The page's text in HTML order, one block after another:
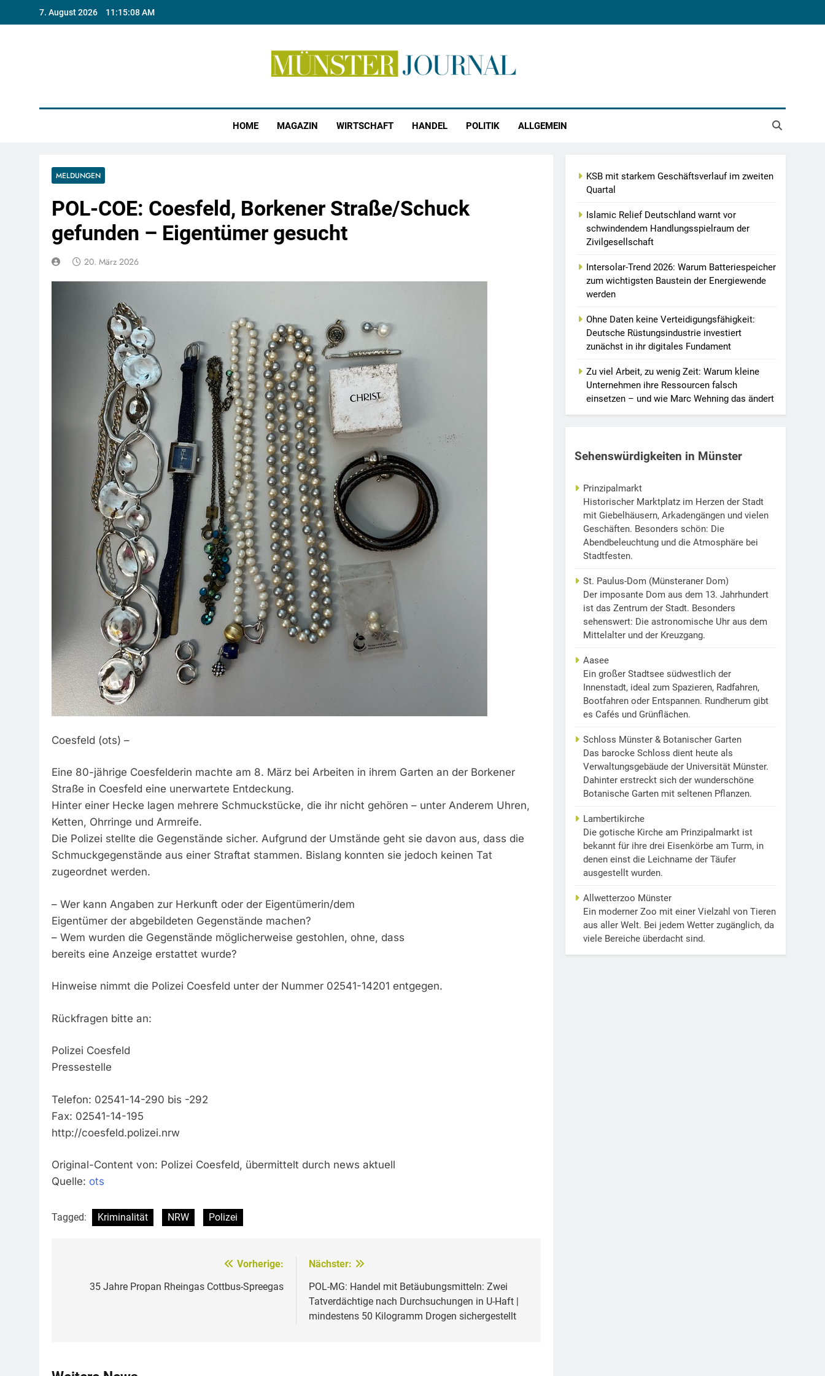
7. August 2026 11:15:09 AM
HOME MAGAZIN WIRTSCHAFT HANDEL POLITIK ALLGEMEIN
MELDUNGEN
POL-COE: Coesfeld, Borkener Straße/Schuck
gefunden – Eigentümer gesucht
20. März 2026
Coesfeld (ots) –
Eine 80-jährige Coesfelderin machte am 8. März bei Arbeiten in ihrem Garten an der Borkener
Straße in Coesfeld eine unerwartete Entdeckung.
Hinter einer Hecke lagen mehrere Schmuckstücke, die ihr nicht gehören – unter Anderem Uhren,
Ketten, Ohrringe und Armreife.
Die Polizei stellte die Gegenstände sicher. Aufgrund der Umstände geht sie davon aus, dass die
Schmuckgegenstände aus einer Straftat stammen. Bislang konnten sie jedoch keinen Tat
zugeordnet werden.
– Wer kann Angaben zur Herkunft oder der Eigentümerin/dem
Eigentümer der abgebildeten Gegenstände machen?
– Wem wurden die Gegenstände möglicherweise gestohlen, ohne, dass
bereits eine Anzeige erstattet wurde?
Hinweise nimmt die Polizei Coesfeld unter der Nummer 02541-14201 entgegen.
Rückfragen bitte an:
Polizei Coesfeld
Pressestelle
Telefon: 02541-14-290 bis -292
Fax: 02541-14-195
http://coesfeld.polizei.nrw
Original-Content von: Polizei Coesfeld, übermittelt durch news aktuell
Quelle: ots
Tagged: Kriminalität NRW Polizei
Vorherige:
35 Jahre Propan Rheingas Cottbus-Spreegas
Nächster:
POL-MG: Handel mit Betäubungsmitteln: Zwei
Tatverdächtige nach Durchsuchungen in U-Haft |
mindestens 50 Kilogramm Drogen sichergestellt
KSB mit starkem Geschäftsverlauf im zweiten
Quartal
Islamic Relief Deutschland warnt vor
schwindendem Handlungsspielraum der
Zivilgesellschaft
Intersolar-Trend 2026: Warum Batteriespeicher
zum wichtigsten Baustein der Energiewende
werden
Ohne Daten keine Verteidigungsfähigkeit:
Deutsche Rüstungsindustrie investiert
zunächst in ihr digitales Fundament
Zu viel Arbeit, zu wenig Zeit: Warum kleine
Unternehmen ihre Ressourcen falsch
einsetzen – und wie Marc Wehning das ändert
Sehenswürdigkeiten in Münster
Prinzipalmarkt
Historischer Marktplatz im Herzen der Stadt
mit Giebelhäusern, Arkadengängen und vielen
Geschäften. Besonders schön: Die
Abendbeleuchtung und die Atmosphäre bei
Stadtfesten.
St. Paulus-Dom (Münsteraner Dom)
Der imposante Dom aus dem 13. Jahrhundert
ist das Zentrum der Stadt. Besonders
sehenswert: Die astronomische Uhr aus dem
Mittelalter und der Kreuzgang.
Aasee
Ein großer Stadtsee südwestlich der
Innenstadt, ideal zum Spazieren, Radfahren,
Bootfahren oder Entspannen. Rundherum gibt
es Cafés und Grünflächen.
Schloss Münster & Botanischer Garten
Das barocke Schloss dient heute als
Verwaltungsgebäude der Universität Münster.
Dahinter erstreckt sich der wunderschöne
Botanische Garten mit seltenen Pflanzen.
Lambertikirche
Die gotische Kirche am Prinzipalmarkt ist
bekannt für ihre drei Eisenkörbe am Turm, in
denen einst die Leichname der Täufer
ausgestellt wurden.
Allwetterzoo Münster
Ein moderner Zoo mit einer Vielzahl von Tieren
aus aller Welt. Bei jedem Wetter zugänglich, da
viele Bereiche überdacht sind.